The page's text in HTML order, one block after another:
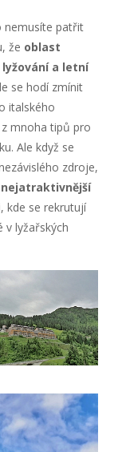
nemusíte patřit
že oblast
a letní
se hodí zmínit
italského
mnoha tipů pro
Ale když se
zdroje,
kde se rekrutují
v lyžařských